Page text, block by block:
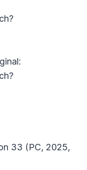
33 (PC, 2025,